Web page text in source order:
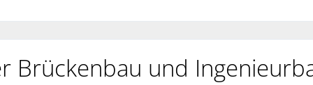
Brückenbau und